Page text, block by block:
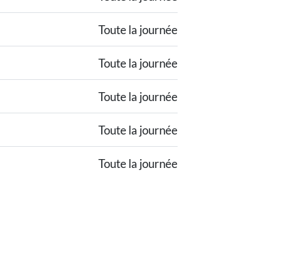
Toute la journée
Toute la journée
Toute la journée
Toute la journée
Toute la journée